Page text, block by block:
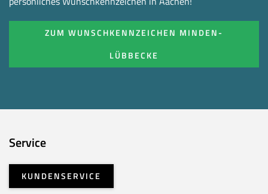
ZUM WUNSCHKENNZEICHEN MINDEN-
LÜBBECKE
Service
KUNDENSERVICE